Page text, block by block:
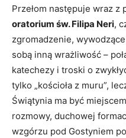
Przełom następuje wraz z
oratorium św. Filipa Neri,
zgromadzenie,
sobą inną wrażliwość –
katechezy i troski o
tylko „kościoła z muru”,
Świątynia ma być
rozmowy, duchowej
wzgórzu pod Gostyniem